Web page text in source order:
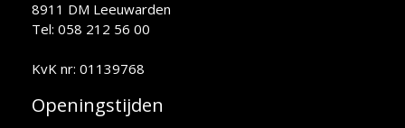
8911 DM Leeuwarden
Tel: 058 212 56 00
KvK nr: 01139768
Openingstijden